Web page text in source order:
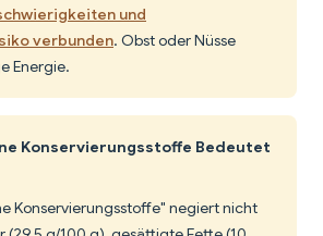
und
verbunden. Obst oder Nüsse
Energie.
Konservierungsstoffe Bedeutet
Konservierungsstoffe" negiert nicht